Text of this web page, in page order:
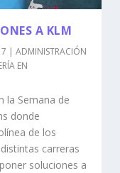
A KLM
|ADMINISTRACIÓN
EN
la Semana de
donde
de los
carreras
soluciones a